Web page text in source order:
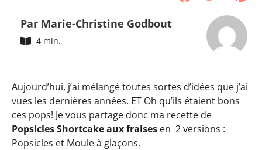
Par Marie-Christine Godbout
4 min.
Aujourd’hui, j’ai mélangé toutes sortes d’idées que j’ai
vues les dernières années. ET Oh qu’ils étaient bons
ces pops! Je vous partage donc ma recette de
Popsicles Shortcake aux fraises en 2 versions :
Popsicles et Moule à glaçons.